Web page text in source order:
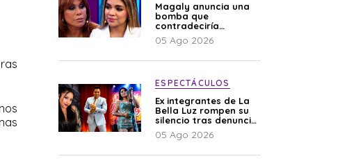
Magaly anuncia una
bomba que
contradeciría
comunicado de La
Bella Luz: “Hay un
05 Ago 2026
ESPECTÁCULOS
Ex integrantes de La
Bella Luz rompen su
silencio tras denuncia
de Naldy: “Todo el
mundo lo sabía”
05 Ago 2026